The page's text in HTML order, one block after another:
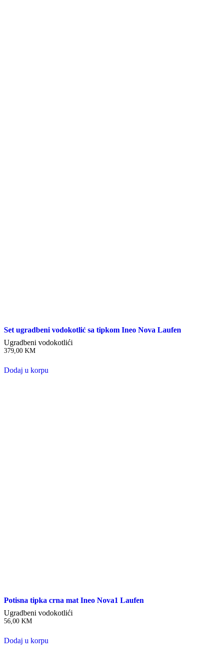
Set ugradbeni vodokotlić sa tipkom Ineo Nova Laufen
Ugradbeni vodokotlići
379,00 KM
Dodaj u korpu
Potisna tipka crna mat Ineo Nova1 Laufen
Ugradbeni vodokotlići
56,00 KM
Dodaj u korpu